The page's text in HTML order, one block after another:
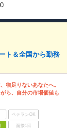
ト＆全国から勤務
物足りないあなたへ。
ら、自分の市場価値も
ベテランOK
面接1回